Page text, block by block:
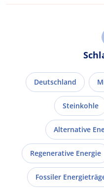
Deutschland
Steinkohle
Alternative
Regenerative Energie
Fossiler